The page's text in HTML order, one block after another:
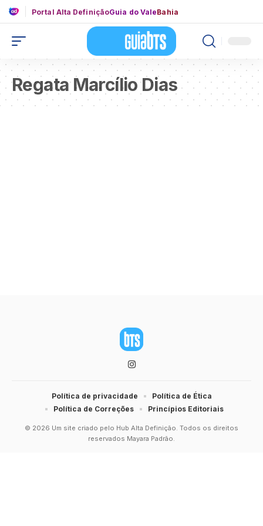
Portal Alta DefiniçãoGuia do ValeBahia
Regata Marcílio Dias
© 2026 Um site criado pelo Hub Alta Definição. Todos os direitos
reservados Mayara Padrão.
Política de privacidade
Política de Ética
Política de Correções
Princípios Editoriais